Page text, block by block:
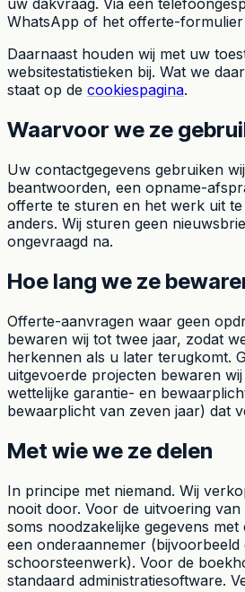
uw dakvraag. Via een
WhatsApp of het offerte-formulier
Daarnaast houden wij met uw
websitestatistieken bij. Wat we
staat op de cookiespagina.
Waarvoor we ze
Uw contactgegevens gebruiken
beantwoorden, een opname-
offerte te sturen en het werk uit
anders. Wij sturen geen
ongevraagd na.
Hoe lang we ze
Offerte-aanvragen waar geen
bewaren wij tot twee jaar, zodat
herkennen als u later terugkomt.
uitgevoerde projecten bewaren
wettelijke garantie- en
bewaarplicht van zeven jaar) dat
Met wie we ze delen
In principe met niemand. Wij
nooit door. Voor de uitvoering
soms noodzakelijke gegevens
een onderaannemer (bijvoorbeeld
schoorsteenwerk). Voor de
standaard administratiesoftware.